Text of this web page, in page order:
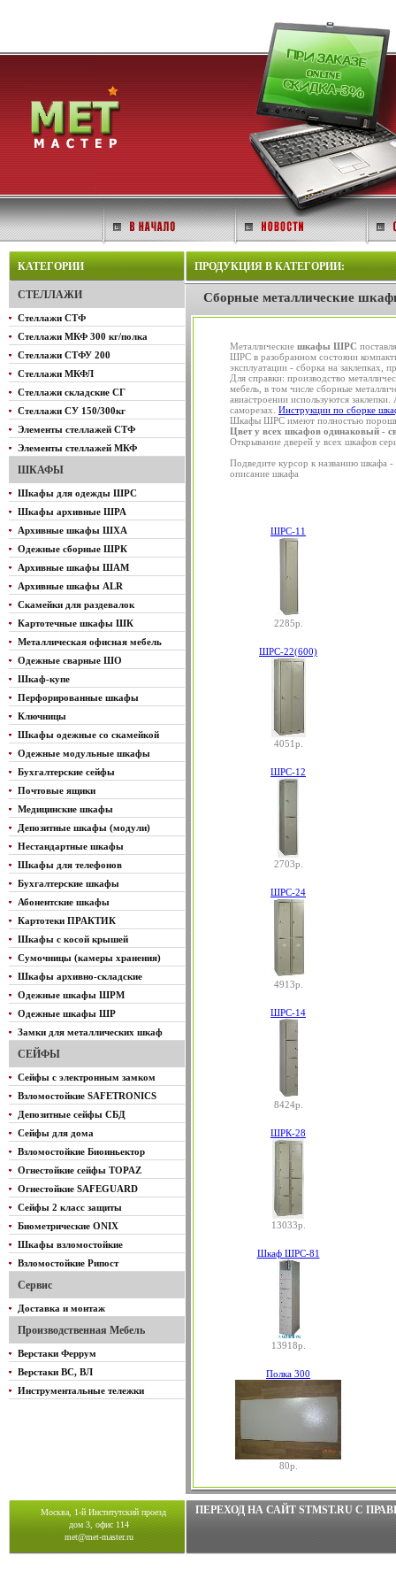
КАТЕГОРИИ
СТЕЛЛАЖИ
Стеллажи СТФ
Стеллажи МКФ 300 кг/полка
Стеллажи СТФУ 200
Стеллажи МКФЛ
Стеллажи складские СГ
Стеллажи СУ 150/300кг
Элементы стеллажей СТФ
Элементы стеллажей МКФ
ШКАФЫ
Шкафы для одежды ШРС
Шкафы архивные ШРА
Архивные шкафы ШХА
Одежные сборные ШРК
Архивные шкафы ШАМ
Архивные шкафы ALR
Скамейки для раздевалок
Картотечные шкафы ШК
Металлическая офисная мебель
Одежные сварные ШО
Шкаф-купе
Перфорированные шкафы
Ключницы
Шкафы одежные со скамейкой
Одежные модульные шкафы
Бухгалтерские сейфы
Почтовые ящики
Медицинские шкафы
Депозитные шкафы (модули)
Нестандартные шкафы
Шкафы для телефонов
Бухгалтерские шкафы
Абонентские шкафы
Картотеки ПРАКТИК
Шкафы с косой крышей
Сумочницы (камеры хранения)
Шкафы архивно-складские
Одежные шкафы ШРМ
Одежные шкафы ШР
Замки для металлических шкаф
СЕЙФЫ
Сейфы с электронным замком
Взломостойкие SAFETRONICS
Депозитные сейфы СБД
Сейфы для дома
Взломостойкие Биоиньектор
Огнестойкие сейфы TOPAZ
Огнестойкие SAFEGUARD
Сейфы 2 класс защиты
Биометрические ONIX
Шкафы взломостойкие
Взломостойкие Рипост
Сервис
Доставка и монтаж
Производственная Мебель
Верстаки Феррум
Верстаки ВС, ВЛ
Инструментальные тележки
ПРОДУКЦИЯ В КАТЕГОРИИ:
Сборные металлические
Металлические шкафы ШРС
ШРС в разобранном состояни
эксплуатации - сборка на
Для справки: производство
мебель, в том числе сборные
авиастроении используются
саморезах. Инструкции по сборке
Шкафы ШРС имеют полностью
Цвет у всех шкафов одинаковый -
Открывание дверей у всех шкафов
Подведите курсор к названию шкафа
описание шкафа
ШРС-11
2285р.
ШРС-22(600)
4051р.
ШРС-12
2703р.
ШРС-24
4913р.
ШРС-14
8424р.
ШРК-28
13033р.
Шкаф ШРС-81
13918р.
Полка 300
80р.
Москва, 1-й Институтский проезд
дом 3, офис 114
met@met-master.ru
ПЕРЕХОД НА САЙТ STMST.RU C